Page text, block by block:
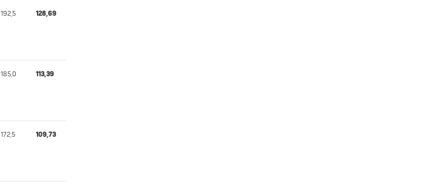
192,5 128,69
185,0 113,39
172,5 109,73